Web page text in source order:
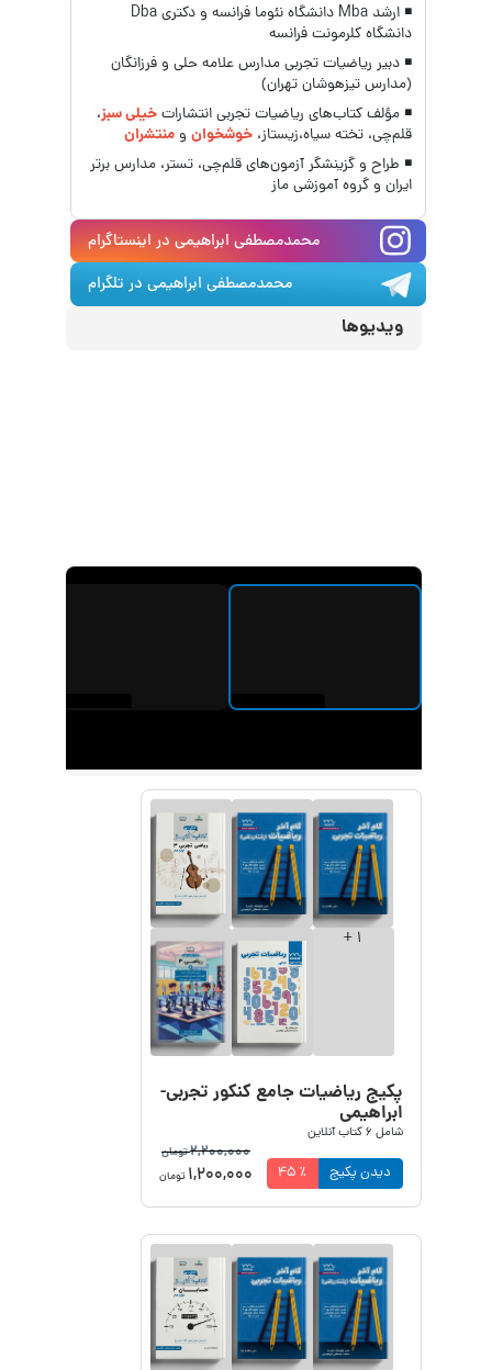
◾ ارشد Mba دانشگاه نئوما فرانسه و دکتری Dba
دانشگاه کلرمونت فرانسه
◾ دبیر ریاضیات تجربی مدارس علامه حلی و فرزانگان
(مدارس تیزهوشان تهران)
◾ مؤلف کتاب‌های ریاضیات تجربی انتشاراتخیلی سبز،
قلم‌چی، تخته سیاه،زیستاز، خوشخوان و منتشران
◾ طراح و گزینشگر آزمون‌های قلم‌چی، تستر، مدارس برتر
ایران و گروه آموزشی ماز
محمدمصطفی ابراهیمی در اینستاگرام
محمدمصطفی ابراهیمی در تلگرام
ویدیوها
+ 1
پکیج ریاضیات جامع کنکور تجربی-
ابراهیمی
شامل 6کتاب آنلاین
45 ٪ دیدن پکیج
2,200,000تومان
1,200,000 تومان